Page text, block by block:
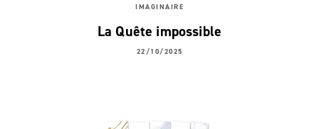
IMAGINAIRE
La Quête impossible
22/10/2025